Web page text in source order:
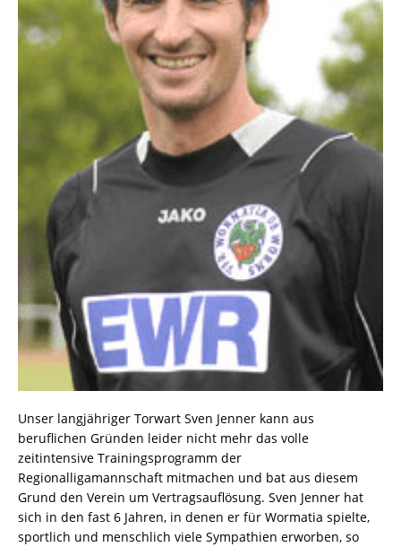
Unser langjähriger Torwart Sven Jenner kann aus
beruflichen Gründen leider nicht mehr das volle
zeitintensive Trainingsprogramm der
Regionalligamannschaft mitmachen und bat aus diesem
Grund den Verein um Vertragsauflösung. Sven Jenner hat
sich in den fast 6 Jahren, in denen er für Wormatia spielte,
sportlich und menschlich viele Sympathien erworben, so